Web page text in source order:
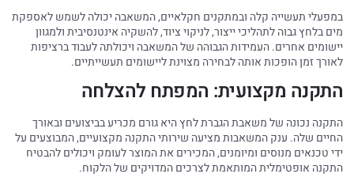
במפעלי תעשייה קלה ובמתקנים חקלאיים, המשאבה יכולה לשמש לאספקת
מים בלחץ גבוה לתהליכי ייצור, לניקוי ציוד, להשקיה אינטנסיבית ולמגוון
יישומים אחרים. העמידות הגבוהה של המשאבה ויכולתה לעבוד ברציפות
לאורך זמן הופכות אותה לבחירה מצוינת ליישומים תעשייתיים.
התקנה מקצועית: המפתח להצלחה
התקנה נכונה של משאבת הגברת לחץ היא גורם מכריע בביצועים ובאורך
החיים שלה. ענק המשאבות מציעה שירותי התקנה מקצועיים, המבוצעים על
ידי טכנאים מנוסים ומיומנים, המכירים את המוצר לעומק ויכולים להבטיח
התקנה אופטימלית המותאמת לצרכים המדויקים של הלקוח.